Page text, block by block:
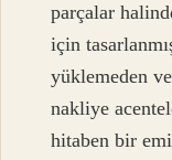
parçalar
için
yüklemeden
nakliye
hitaben bir